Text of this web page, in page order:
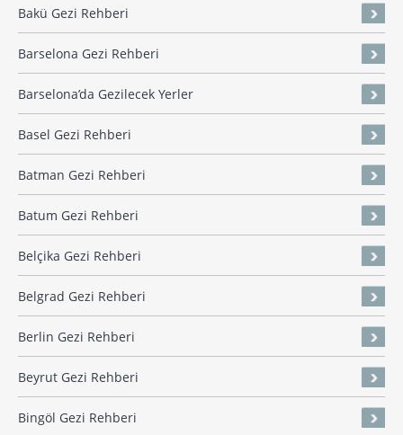
Bakü Gezi Rehberi
Barselona Gezi Rehberi
Barselona’da Gezilecek Yerler
Basel Gezi Rehberi
Batman Gezi Rehberi
Batum Gezi Rehberi
Belçika Gezi Rehberi
Belgrad Gezi Rehberi
Berlin Gezi Rehberi
Beyrut Gezi Rehberi
Bingöl Gezi Rehberi